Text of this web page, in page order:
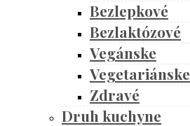
Bezlepkové
Bezlaktózové
Vegánske
Vegetariánske
Zdravé
Druh kuchyne